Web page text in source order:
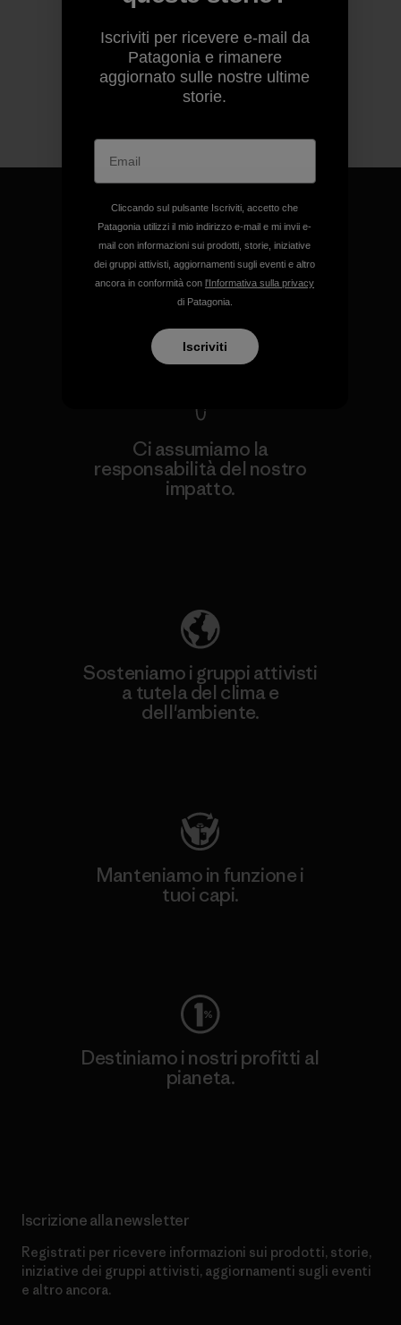
Garantiamo ogni prodotto
realizzato.
Garanzia Corazzata
Ci assumiamo la
responsabilità del nostro
impatto.
Sosteniamo i gruppi attivisti
a tutela del clima e
dell'ambiente.
Manteniamo in funzione i
tuoi capi.
Destiniamo i nostri profitti al
pianeta.
Iscrizione alla newsletter
Registrati per ricevere informazioni sui prodotti, storie,
iniziative dei gruppi attivisti, aggiornamenti sugli eventi
e altro ancora.
Iscriviti per ricevere e-mail da
Patagonia e rimanere
aggiornato sulle nostre ultime
storie.
Cliccando sul pulsante Iscriviti, accetto che
Patagonia utilizzi il mio indirizzo e-mail e mi invii e-
mail con informazioni sui prodotti, storie, iniziative
dei gruppi attivisti, aggiornamenti sugli eventi e altro
ancora in conformità con l'Informativa sulla privacy
di Patagonia.
Iscriviti